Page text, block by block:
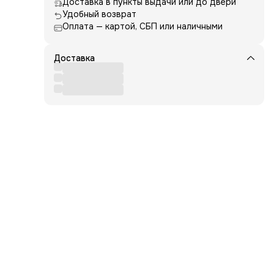
Удобный возврат
Оплата — картой, СБП или наличными
Доставка